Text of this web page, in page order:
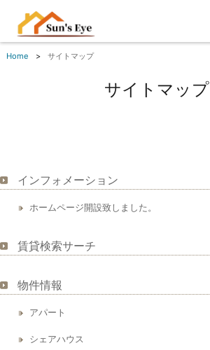
Home サイトマップ
サイトマップ
インフォメーション
ホームページ開設致しました。
賃貸検索サーチ
物件情報
アパート
シェアハウス